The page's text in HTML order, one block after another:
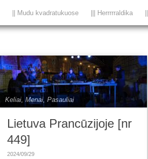
|| Mudu kvadratukuose ||| Herrrrraldika
Keliai,Menai,Pasauliai
Lietuva Prancūzijoje [nr
449]
2024/09/29